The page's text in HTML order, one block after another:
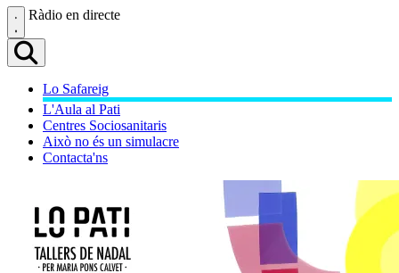
Ràdio en directe
Lo Safareig
L'Aula al Pati
Centres Sociosanitaris
Això no és un simulacre
Contacta'ns